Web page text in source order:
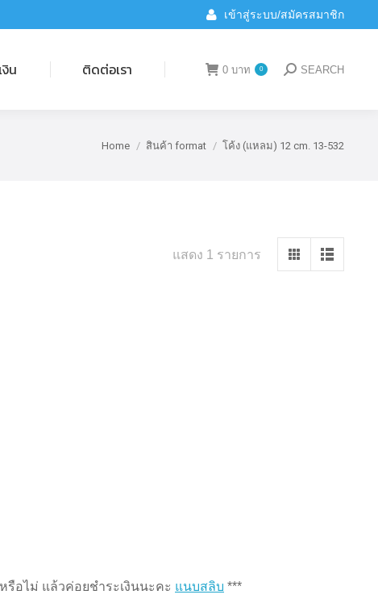
เข้าสู่ระบบ/สมัครสมาชิก
งิน ติดต่อเรา 0 บาท 0 Search:
SEARCH
You are here:
Home สินค้า format โค้ง (แหลม) 12 cm. 13-532
แสดง 1 รายการ
อไม่ แล้วค่อยชำระเงินนะคะ แนบสลิบ ***
ติดต่อเรา บาท Search: